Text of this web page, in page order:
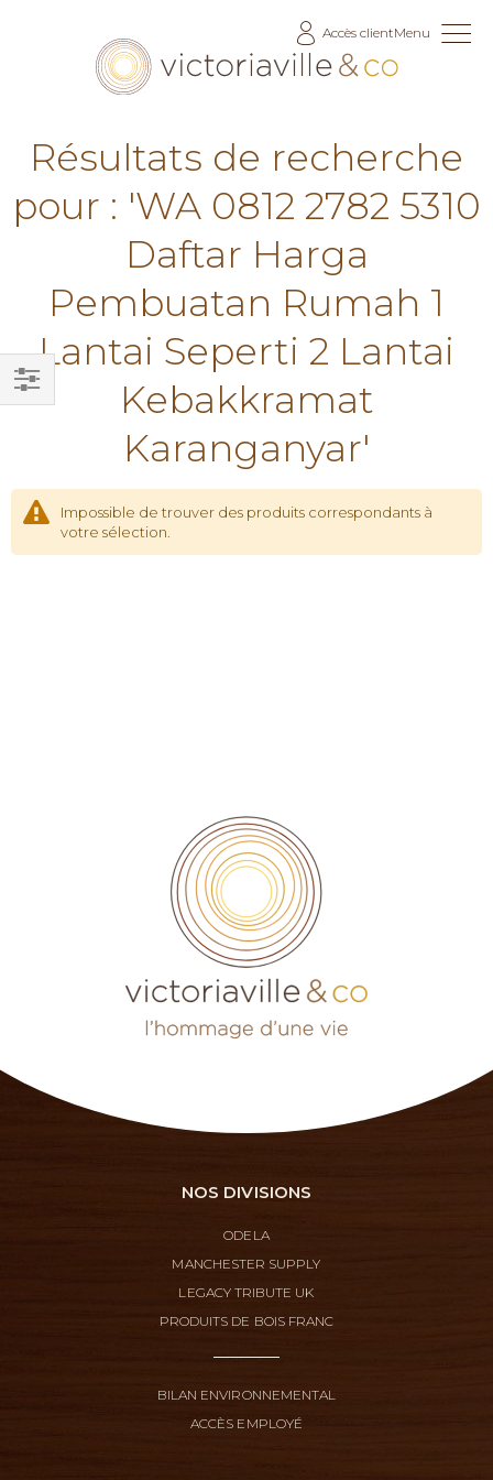
Accès clientMenu
Résultats de recherche
pour : 'WA 0812 2782 5310
Daftar Harga
Pembuatan Rumah 1
Lantai Seperti 2 Lantai
Kebakkramat
Karanganyar'
Impossible de trouver des produits correspondants à
votre sélection.
Filtrer
NOS DIVISIONS
ODELA
MANCHESTER SUPPLY
LEGACY TRIBUTE UK
PRODUITS DE BOIS FRANC
BILAN ENVIRONNEMENTAL
ACCÈS EMPLOYÉ